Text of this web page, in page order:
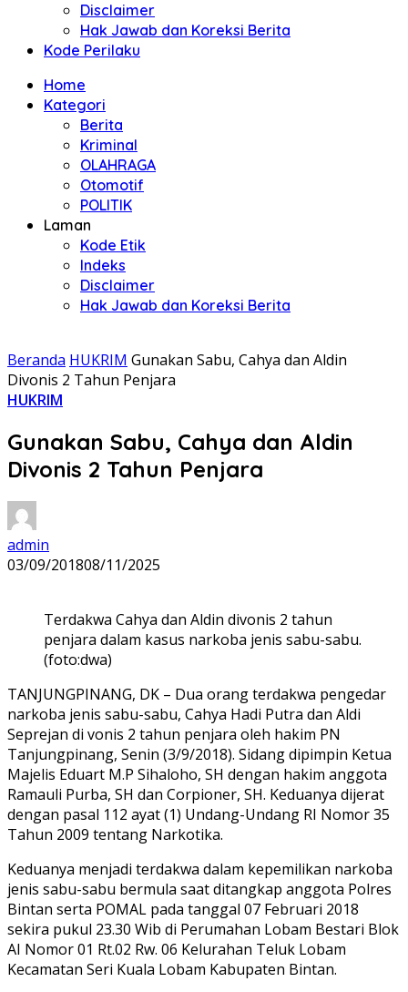
Disclaimer
Hak Jawab dan Koreksi Berita
Kode Perilaku
Home
Kategori
Berita
Kriminal
OLAHRAGA
Otomotif
POLITIK
Laman
Kode Etik
Indeks
Disclaimer
Hak Jawab dan Koreksi Berita
Beranda HUKRIM Gunakan Sabu, Cahya dan Aldin
Divonis 2 Tahun Penjara
HUKRIM
Gunakan Sabu, Cahya dan Aldin
Divonis 2 Tahun Penjara
admin
03/09/201808/11/2025
Terdakwa Cahya dan Aldin divonis 2 tahun
penjara dalam kasus narkoba jenis sabu-sabu.
(foto:dwa)
TANJUNGPINANG, DK – Dua orang terdakwa pengedar
narkoba jenis sabu-sabu, Cahya Hadi Putra dan Aldi
Seprejan di vonis 2 tahun penjara oleh hakim PN
Tanjungpinang, Senin (3/9/2018). Sidang dipimpin Ketua
Majelis Eduart M.P Sihaloho, SH dengan hakim anggota
Ramauli Purba, SH dan Corpioner, SH. Keduanya dijerat
dengan pasal 112 ayat (1) Undang-Undang RI Nomor 35
Tahun 2009 tentang Narkotika.
Keduanya menjadi terdakwa dalam kepemilikan narkoba
jenis sabu-sabu bermula saat ditangkap anggota Polres
Bintan serta POMAL pada tanggal 07 Februari 2018
sekira pukul 23.30 Wib di Perumahan Lobam Bestari Blok
AI Nomor 01 Rt.02 Rw. 06 Kelurahan Teluk Lobam
Kecamatan Seri Kuala Lobam Kabupaten Bintan.